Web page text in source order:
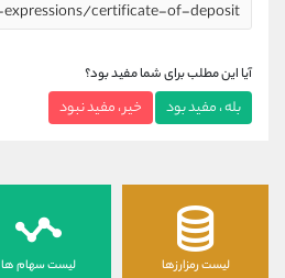
آیا این مطلب برای شما مفید بود؟
بله ، مفید بود خیر ، مفید نبود
لیست رمزارزها لیست سهام ها